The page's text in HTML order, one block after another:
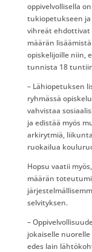
oppivelvollisella
tukiopetukseen
vihreät
määrän
opiskelijoille niin,
tunnista 18
– Lähiopetuksen
ryhmässä
vahvistaa
ja edistää myös
arkirytmiä,
ruokailua
Hopsu vaatii
määrän
selvityksen.
–
jokaiselle
edes lain